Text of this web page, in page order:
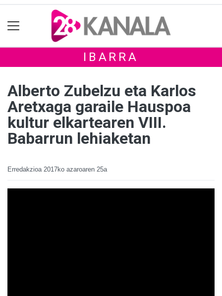
IBARRA
Alberto Zubelzu eta Karlos
Aretxaga garaile Hauspoa
kultur elkartearen VIII.
Babarrun lehiaketan
Erredakzioa 2017ko azaroaren 25a